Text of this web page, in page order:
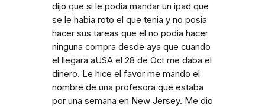
dijo que si le podia mandar un ipad que
se le habia roto el que tenia y no posia
hacer sus tareas que el no podia hacer
ninguna compra desde aya que cuando
el llegara aUSA el 28 de Oct me daba el
dinero. Le hice el favor me mando el
nombre de una profesora que estaba
por una semana en New Jersey. Me dio